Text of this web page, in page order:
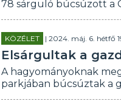
78 sárguló búcsúzott a
KÖZÉLET | 2024. máj. 6. hétfő
Elsárgultak a
A hagyományoknak
parkjában búcsúztak a